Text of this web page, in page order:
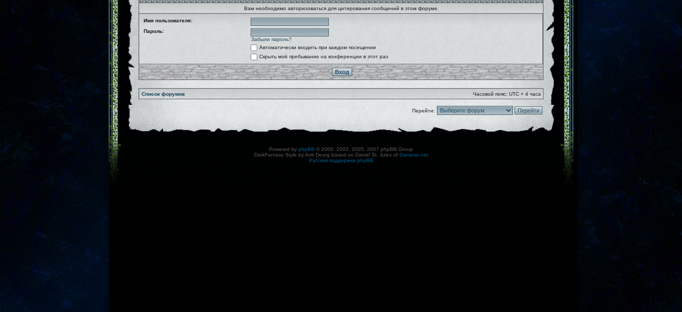
Вам необходимо авторизоваться для цитирования сообщений в этом форуме.
Имя пользователя:
Пароль:
Забыли пароль?
Автоматически входить при каждом посещении
Скрыть моё пребывание на конференции в этот раз
Список форумов Часовой пояс: UTC + 4 часа
Перейти:
Powered by phpBB © 2000, 2002, 2005, 2007 phpBB Group
DarkFantasy Style by Arm Dearg based on Daniel St. Jules of Gamexe.net
Русская поддержка phpBB